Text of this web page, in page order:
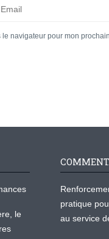
navigateur pour mon
le
pratique
au service